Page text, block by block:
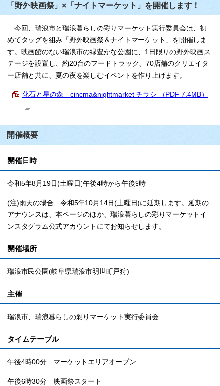
「野外映画祭」×「ナイトマーケット」を開催します！
今回、瑞浪市と瑞浪暮らしの彩りマーケット実行委員会は、初
めてタッグを組み「野外映画祭＆ナイトマーケット」を開催しま
す。映画館のない瑞浪市の緑豊かな公園に、1日限りの野外映画ス
テージを設置し、約20台のフードトラック、70店舗のクリエイタ
ー店舗と共に、夏の夜を楽しむイベントを作り上げます。
化石と星の森 cinema&nightmarket チラシ （PDF 7.4MB）
開催概要
開催日時
令和5年8月19日(土曜日)午後4時から午後9時
(注)雨天の場合、令和5年10月14日(土曜日)に延期します。延期の
アナウンスは、本ページのほか、瑞浪暮らしの彩りマーケットイ
ンスタグラム公式アカウントにてお知らせします。
開催場所
瑞浪市民公園(岐阜県瑞浪市明世町戸狩)
主催
瑞浪市、瑞浪暮らしの彩りマーケット実行委員会
タイムテーブル
午後4時00分 マーケットエリアオープン
午後6時30分 映画祭スタート